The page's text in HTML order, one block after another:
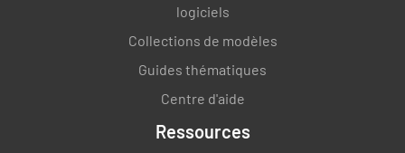
logiciels
Collections de modèles
Guides thématiques
Centre d'aide
Ressources